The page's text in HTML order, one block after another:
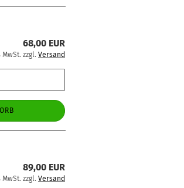
68,00 EUR
MwSt. zzgl. Versand
89,00 EUR
MwSt. zzgl. Versand